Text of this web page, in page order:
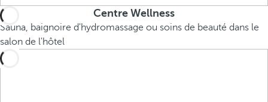
Centre Wellness
Sauna, baignoire d'hydromassage ou soins de beauté dans le
salon de l'hôtel